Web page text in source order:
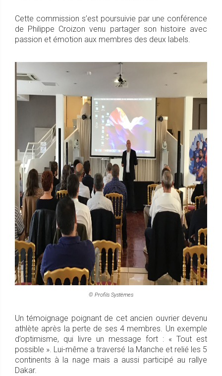
Cette commission s’est poursuivie par une conférence
de Philippe Croizon venu partager son histoire avec
passion et émotion aux membres des deux labels.
© Profils Systèmes
Un témoignage poignant de cet ancien ouvrier devenu
athlète après la perte de ses 4 membres. Un exemple
d’optimisme, qui livre un message fort : « Tout est
possible ». Lui-même a traversé la Manche et relié les 5
continents à la nage mais a aussi participé au rallye
Dakar.